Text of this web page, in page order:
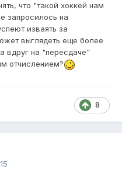
что "такой хоккей нам
запросилось на
изваять за
выглядеть еще более
вдруг на "пересдаче"
отчислением?
8